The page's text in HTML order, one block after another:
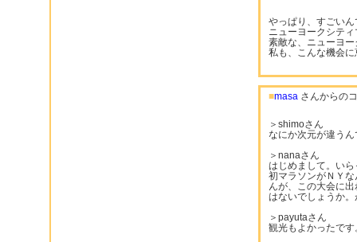
やっぱり、すごいん
ニューヨークシテ
素敵な、ニューヨ
私も、こんな機会
■masa さんからの
＞shimoさん
なにか次元が違う
＞nanaさん
はじめまして。い
初マラソンがＮＹ
んが、この大会に
はないでしょうか
＞payutaさん
観光もよかったで